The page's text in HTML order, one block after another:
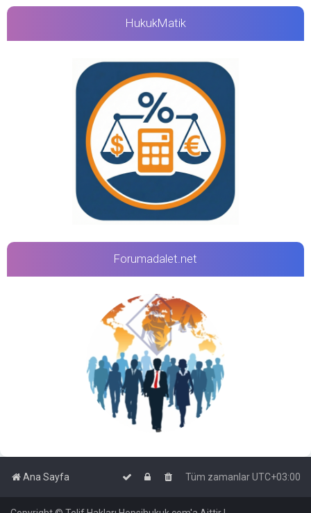
HukukMatik
Forumadalet.net
Ana Sayfa Tüm zamanlarUTC+03:00